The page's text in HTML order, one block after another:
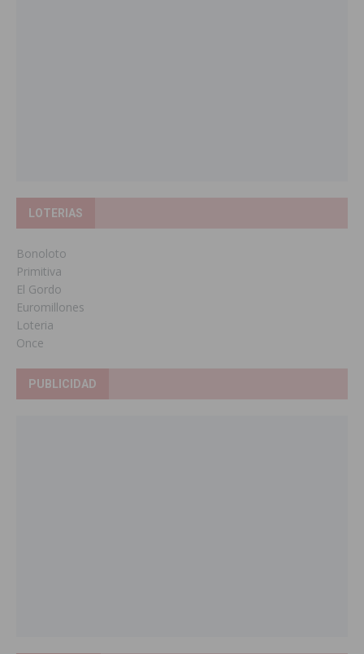
LOTERIAS
Bonoloto
Primitiva
El Gordo
Euromillones
Loteria
Once
PUBLICIDAD